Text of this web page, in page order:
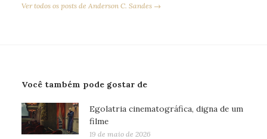
Ver todos os posts de Anderson C. Sandes →
Você também pode gostar de
Egolatria cinematográfica, digna de um
filme
19 de maio de 2026